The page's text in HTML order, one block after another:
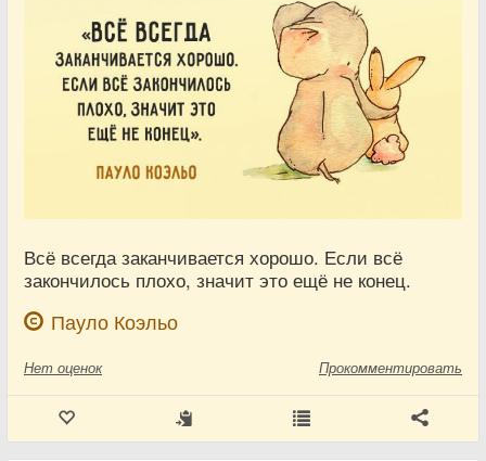
Всё всегда заканчивается хорошо. Если всё
закончилось плохо, значит это ещё не конец.
Пауло Коэльо
Нет оценок Прокомментировать